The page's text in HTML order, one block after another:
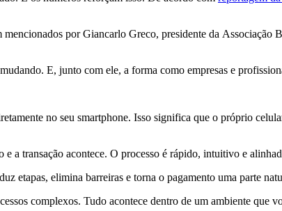
por Giancarlo Greco, presidente da Associação
E, junto com ele, a forma como empresas e
no seu smartphone. Isso significa que o próprio
a transação acontece. O processo é rápido, intuitivo e
etapas, elimina barreiras e torna o pagamento uma parte
complexos. Tudo acontece dentro de um ambiente que